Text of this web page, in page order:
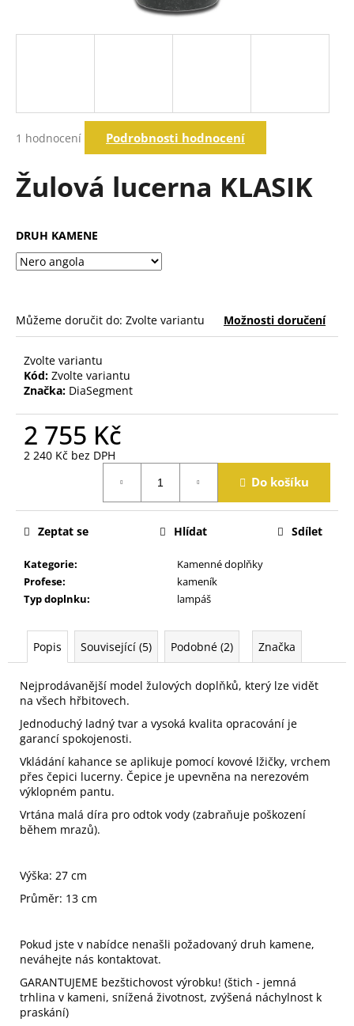
hodnocení
je
5,0
hvězdiček.
1 hodnocení Podrobnosti hodnocení
Žulová lucerna KLASIK
DRUH KAMENE
Můžeme doručit do: Zvolte variantu Možnosti doručení
Zvolte variantu
Kód: Zvolte variantu
Značka: DiaSegment
2 755 Kč
2 240 Kč bez DPH
Do košíku
Kategorie:
Kamenné doplňky
Profese:
kameník
Typ doplnku: lampáš
Zeptat se Hlídat Sdílet
Popis Související (5) Podobné (2) Značka
Nejprodávanější model žulových doplňků, který lze vidět
na všech hřbitovech.
Jednoduchý ladný tvar a vysoká kvalita opracování je
garancí spokojenosti.
Vkládání kahance se aplikuje pomocí kovové lžičky, vrchem
přes čepici lucerny. Čepice je upevněna na nerezovém
výklopném pantu.
Vrtána malá díra pro odtok vody (zabraňuje poškození
během mrazů).
Výška: 27 cm
Průměr: 13 cm
Pokud jste v nabídce nenašli požadovaný druh kamene,
neváhejte nás kontaktovat.
GARANTUJEME bezštichovost výrobku! (štich - jemná
trhlina v kameni, snížená životnost, zvýšená náchylnost k
praskání)
j
o
p
o
č
e
m
e